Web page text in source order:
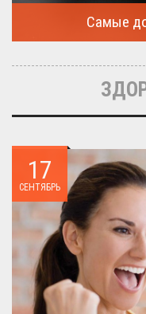
Самые
17
СЕНТЯБРЬ